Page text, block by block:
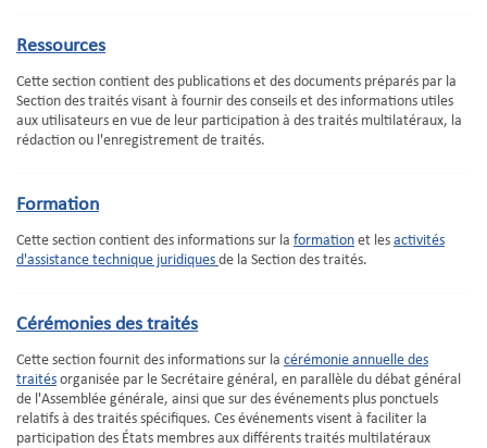
Ressources
Cette section contient des publications et des documents préparés par la
Section des traités visant à fournir des conseils et des informations utiles
aux utilisateurs en vue de leur participation à des traités multilatéraux, la
rédaction ou l'enregistrement de traités.
Formation
Cette section contient des informations sur la formation et les activités
d'assistance technique juridiques de la Section des traités.
Cérémonies des traités
Cette section fournit des informations sur la cérémonie annuelle des
traités organisée par le Secrétaire général, en parallèle du débat général
de l'Assemblée générale, ainsi que sur des événements plus ponctuels
relatifs à des traités spécifiques. Ces événements visent à faciliter la
participation des États membres aux différents traités multilatéraux